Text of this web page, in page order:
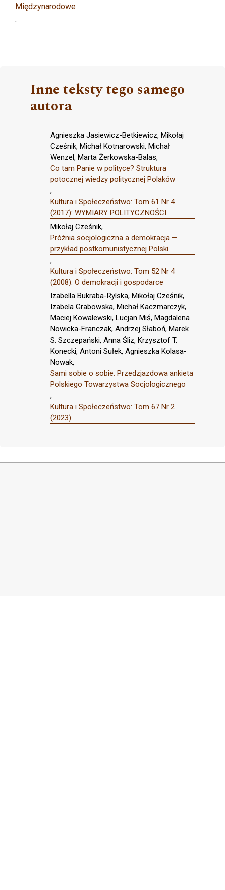
Międzynarodowe
.
Inne teksty tego samego
autora
Agnieszka Jasiewicz-Betkiewicz, Mikołaj
Cześnik, Michał Kotnarowski, Michał
Wenzel, Marta Żerkowska-Balas,
Co tam Panie w polityce? Struktura
potocznej wiedzy politycznej Polaków
,
Kultura i Społeczeństwo: Tom 61 Nr 4
(2017): WYMIARY POLITYCZNOŚCI
Mikołaj Cześnik,
Próżnia socjologiczna a demokracja —
przykład postkomunistycznej Polski
,
Kultura i Społeczeństwo: Tom 52 Nr 4
(2008): O demokracji i gospodarce
Izabella Bukraba-Rylska, Mikołaj Cześnik,
Izabela Grabowska, Michał Kaczmarczyk,
Maciej Kowalewski, Lucjan Miś, Magdalena
Nowicka-Franczak, Andrzej Słaboń, Marek
S. Szczepański, Anna Śliz, Krzysztof T.
Konecki, Antoni Sułek, Agnieszka Kolasa-
Nowak,
Sami sobie o sobie. Przedzjazdowa ankieta
Polskiego Towarzystwa Socjologicznego
,
Kultura i Społeczeństwo: Tom 67 Nr 2
(2023)